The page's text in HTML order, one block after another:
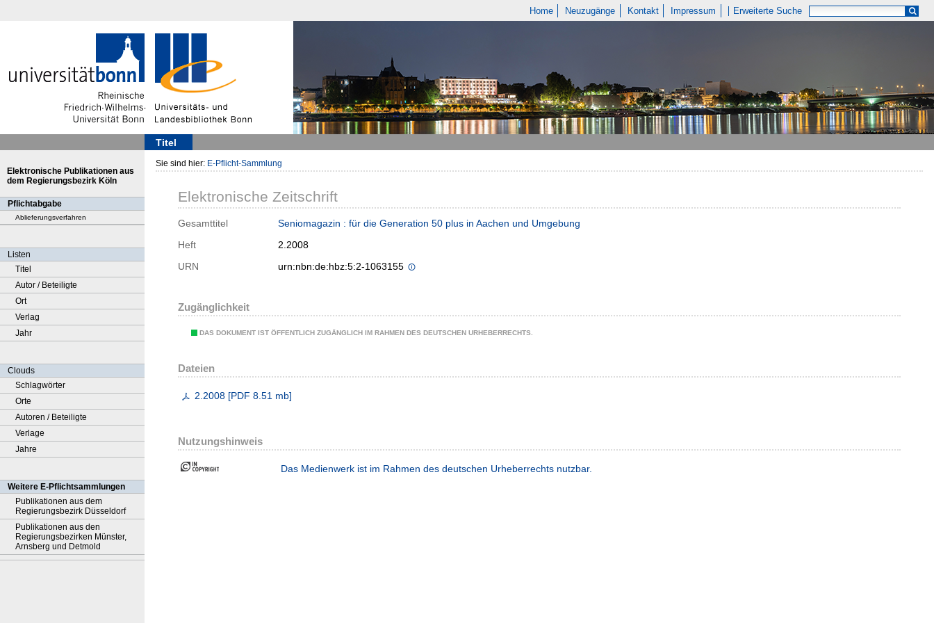
Home Neuzugänge Kontakt Impressum Erweiterte Suche
Titel
Elektronische Publikationen aus
dem Regierungsbezirk Köln
Pflichtabgabe
Ablieferungsverfahren
Listen
Titel
Autor / Beteiligte
Ort
Verlag
Jahr
Clouds
Schlagwörter
Orte
Autoren / Beteiligte
Verlage
Jahre
Weitere E-Pflichtsammlungen
Publikationen aus dem
Regierungsbezirk Düsseldorf
Publikationen aus den
Regierungsbezirken Münster,
Arnsberg und Detmold
Sie sind hier: E-Pflicht-Sammlung
Elektronische Zeitschrift
Gesamttitel
Seniomagazin : für die Generation 50 plus in Aachen und Umgebung
Heft
2.2008
URN
urn:nbn:de:hbz:5:2-1063155
Zugänglichkeit
DAS DOKUMENT IST ÖFFENTLICH ZUGÄNGLICH IM RAHMEN DES DEUTSCHEN URHEBERRECHTS.
Dateien
2.2008 [PDF 8.51 mb]
Nutzungshinweis
Das Medienwerk ist im Rahmen des deutschen Urheberrechts nutzbar.